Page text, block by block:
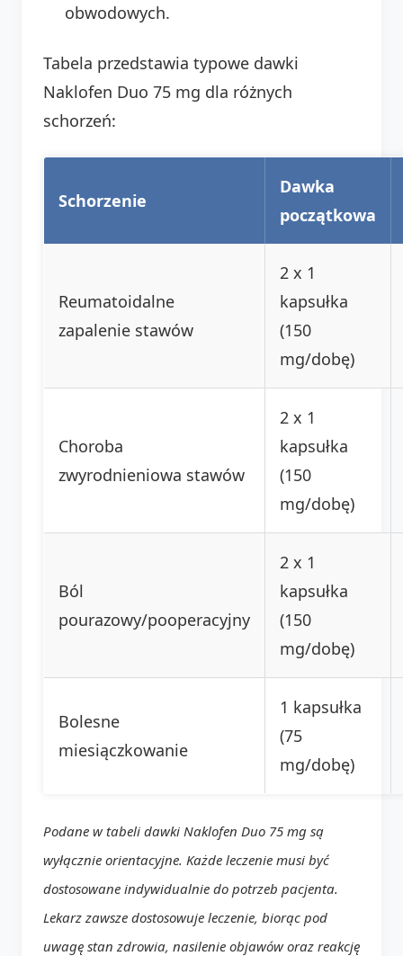
obwodowych.
Tabela przedstawia typowe dawki
Naklofen Duo 75 mg dla różnych
schorzeń:
Schorzenie
Dawka
początkowa
Reumatoidalne
zapalenie stawów
2 x 1
kapsułka
(150
mg/dobę)
Choroba
zwyrodnieniowa stawów
2 x 1
kapsułka
(150
mg/dobę)
Ból
pourazowy/pooperacyjny
2 x 1
kapsułka
(150
mg/dobę)
Bolesne
miesiączkowanie
1 kapsułka
(75
mg/dobę)
Podane w tabeli dawki Naklofen Duo 75 mg są
wyłącznie orientacyjne. Każde leczenie musi być
dostosowane indywidualnie do potrzeb pacjenta.
Lekarz zawsze dostosowuje leczenie, biorąc pod
uwagę stan zdrowia, nasilenie objawów oraz reakcję